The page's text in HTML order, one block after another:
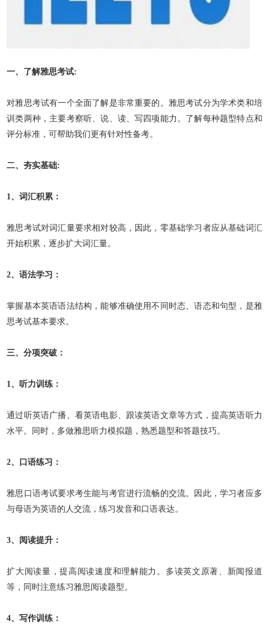
一、了解雅思考试:
对雅思考试有一个全面了解是非常重要的。雅思考试分为学术类和培
训类两种，主要考察听、说、读、写四项能力。了解每种题型特点和
评分标准，可帮助我们更有针对性备考。
二、夯实基础:
1、词汇积累：
雅思考试对词汇量要求相对较高，因此，零基础学习者应从基础词汇
开始积累，逐步扩大词汇量。
2、语法学习：
掌握基本英语语法结构，能够准确使用不同时态、语态和句型，是雅
思考试基本要求。
三、分项突破：
1、听力训练：
通过听英语广播、看英语电影、跟读英语文章等方式，提高英语听力
水平。同时，多做雅思听力模拟题，熟悉题型和答题技巧。
2、口语练习：
雅思口语考试要求考生能与考官进行流畅的交流。因此，学习者应多
与母语为英语的人交流，练习发音和口语表达。
3、阅读提升：
扩大阅读量，提高阅读速度和理解能力。多读英文原著、新闻报道
等，同时注意练习雅思阅读题型。
4、写作训练：